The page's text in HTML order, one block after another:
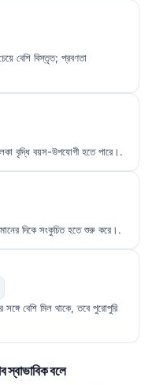
বেশি বিস্তৃত; প্রবণতা
বৃদ্ধি বয়স-উপযোগী হতে পারে।.
মানের দিকে সংকুচিত হতে শুরু করে।.
বেশি মিল থাকে, তবে পুরোপুরি
বলে